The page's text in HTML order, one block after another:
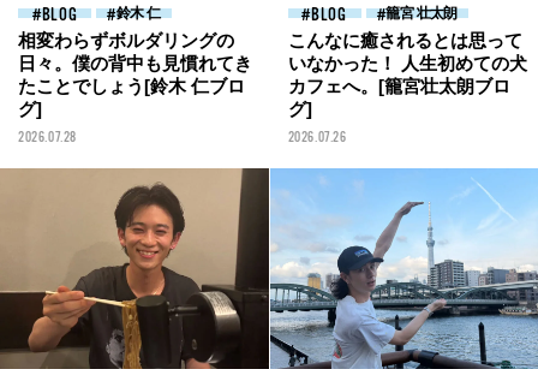
BLOG 鈴木 仁
相変わらずボルダリングの
日々。僕の背中も見慣れてき
たことでしょう[鈴木 仁ブロ
グ]
2026.07.28
BLOG 籠宮 壮太朗
こんなに癒されるとは思って
いなかった！ 人生初めての犬
カフェへ。[籠宮壮太朗ブロ
グ]
2026.07.26